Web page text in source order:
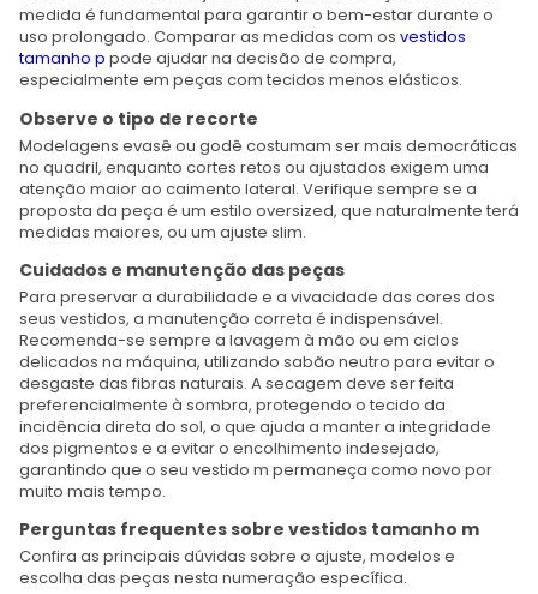
medida é fundamental para garantir o bem-estar durante o
uso prolongado. Comparar as medidas com os vestidos
tamanho p pode ajudar na decisão de compra,
especialmente em peças com tecidos menos elásticos.
Observe o tipo de recorte
Modelagens evasê ou godê costumam ser mais democráticas
no quadril, enquanto cortes retos ou ajustados exigem uma
atenção maior ao caimento lateral. Verifique sempre se a
proposta da peça é um estilo oversized, que naturalmente terá
medidas maiores, ou um ajuste slim.
Cuidados e manutenção das peças
Para preservar a durabilidade e a vivacidade das cores dos
seus vestidos, a manutenção correta é indispensável.
Recomenda-se sempre a lavagem à mão ou em ciclos
delicados na máquina, utilizando sabão neutro para evitar o
desgaste das fibras naturais. A secagem deve ser feita
preferencialmente à sombra, protegendo o tecido da
incidência direta do sol, o que ajuda a manter a integridade
dos pigmentos e a evitar o encolhimento indesejado,
garantindo que o seu vestido m permaneça como novo por
muito mais tempo.
Perguntas frequentes sobre vestidos tamanho m
Confira as principais dúvidas sobre o ajuste, modelos e
escolha das peças nesta numeração específica.